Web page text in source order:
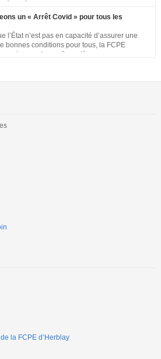
qui ne respectent pas les jauges, cours en
de préparation…. Vous pouvez signer la
un « Arrêt Covid » pour tous les
l’État n’est pas en capacité d’assurer une
bonnes conditions pour tous, la FCPE
prise en charge financière, sans aucune
la FCPE d’Herblay